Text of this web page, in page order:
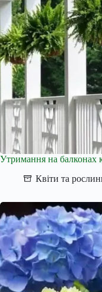
Утримання на балконах
Квіти та